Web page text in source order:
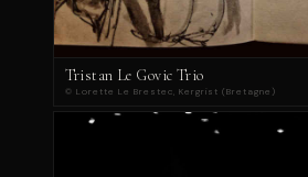
Tristan Le Govic Trio
© Lorette Le Brestec, Kergrist (Bretagne)